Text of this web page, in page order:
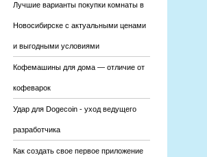
Лучшие варианты покупки комнаты в
Новосибирске с актуальными ценами
и выгодными условиями
Кофемашины для дома — отличие от
кофеварок
Удар для Dogecoin - уход ведущего
разработчика
Как создать свое первое приложение